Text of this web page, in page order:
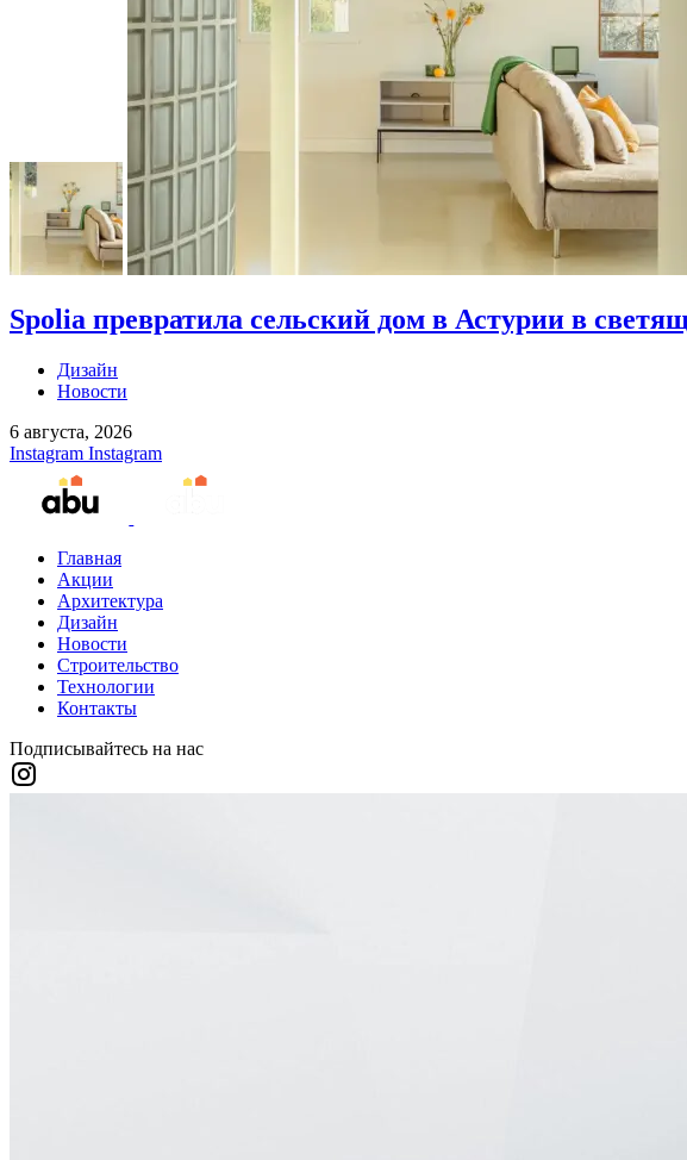
Spolia превратила сельский дом в Астурии в
Дизайн
Новости
6 августа, 2026
Instagram Instagram
Главная
Акции
Архитектура
Дизайн
Новости
Строительство
Технологии
Контакты
Подписывайтесь на нас